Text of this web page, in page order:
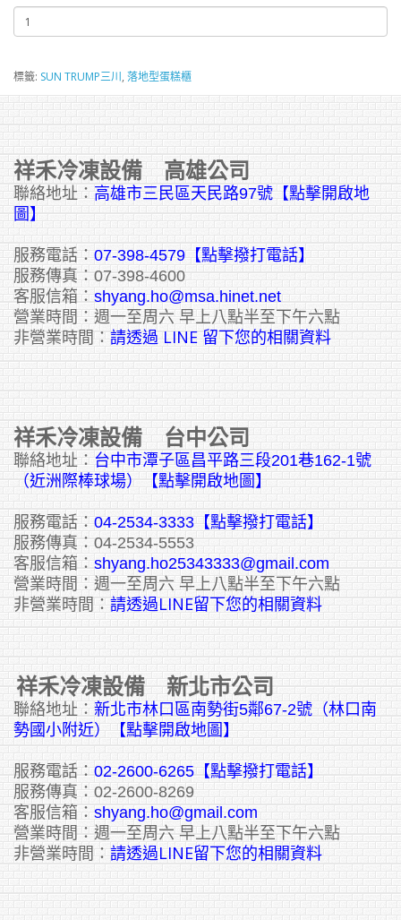
標籤: SUN TRUMP三川, 落地型蛋糕櫃
祥禾冷凍設備 高雄公司
聯絡地址： 高雄市三民區天民路97號【點擊開啟地
圖】
服務電話： 07-398-4579【點擊撥打電話】
服務傳真：07-398-4600
客服信箱： shyang.ho@msa.hinet.net
營業時間：週一至周六 早上八點半至下午六點
非營業時間： 請透過 LINE 留下您的相關資料
祥禾冷凍設備 台中公司
聯絡地址： 台中市潭子區昌平路三段201巷162-1號
（近洲際棒球場）【點擊開啟地圖】
服務電話： 04-2534-3333 【點擊撥打電話】
服務傳真：04-2534-5553
客服信箱： shyang.ho25343333@gmail.com
營業時間：週一至周六 早上八點半至下午六點
非營業時間： 請透過LINE留下您的相關資料
祥禾冷凍設備 新北市公司
聯絡地址： 新北市林口區南勢街5鄰67-2號（林口南
勢國小附近）【點擊開啟地圖】
服務電話： 02-2600-6265 【點擊撥打電話】
服務傳真：02-2600-8269
客服信箱： shyang.ho@gmail.com
營業時間：週一至周六 早上八點半至下午六點
非營業時間： 請透過LINE留下您的相關資料